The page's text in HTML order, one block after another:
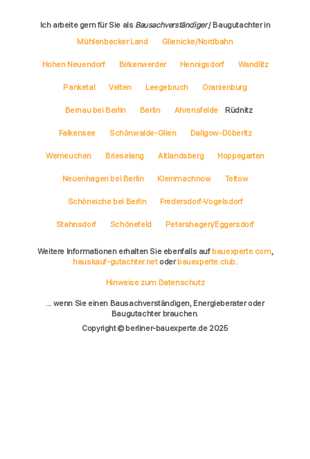
Ich arbeite gern für Sie als Bausachverständiger/ Baugutachter in
Mühlenbecker Land
Glienicke/Nordbahn
Hohen Neuendorf Birkenwerder Hennigsdorf Wandlitz
Panketal Velten Leegebruch Oranienburg
Bernau bei Berlin Berlin Ahrensfelde Rüdnitz
Falkensee Schönwalde-Glien Dallgow-Döberitz
Werneuchen Brieselang Altlandsberg Hoppegarten
Neuenhagen bei Berlin Kleinmachnow Teltow
Schöneiche bei Berlin Fredersdorf-Vogelsdorf
Stahnsdorf Schönefeld Petershagen/Eggersdorf
Weitere Informationen erhalten Sie ebenfalls auf bauexperte.com,
hauskauf-gutachter.netoderbauexperte.club.
Hinweise zum Datenschutz
... wenn Sie einen Bausachverständigen, Energieberater oder
Baugutachter brauchen.
Copyright © berliner-bauexperte.de 2025